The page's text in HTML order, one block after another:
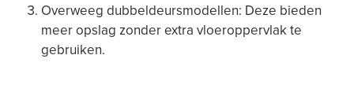
Overweeg dubbeldeursmodellen: Deze bieden
meer opslag zonder extra vloeroppervlak te
gebruiken.